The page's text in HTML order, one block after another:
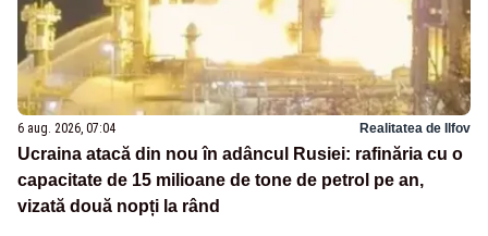
6 aug. 2026, 07:04 Realitatea de Ilfov
Ucraina atacă din nou în adâncul Rusiei: rafinăria cu o
capacitate de 15 milioane de tone de petrol pe an,
vizată două nopți la rând